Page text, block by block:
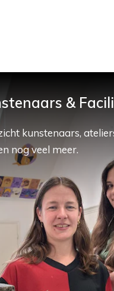
&
kunstenaars,
nog veel meer.